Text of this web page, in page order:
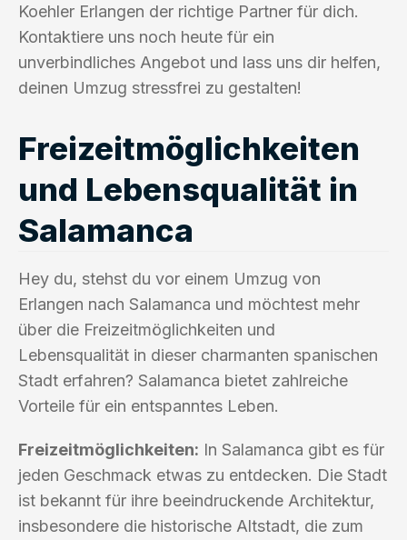
Koehler Erlangen der richtige Partner für dich.
Kontaktiere uns noch heute für ein
unverbindliches Angebot und lass uns dir helfen,
deinen Umzug stressfrei zu gestalten!
Freizeitmöglichkeiten
und Lebensqualität in
Salamanca
Hey du, stehst du vor einem Umzug von
Erlangen nach Salamanca und möchtest mehr
über die Freizeitmöglichkeiten und
Lebensqualität in dieser charmanten spanischen
Stadt erfahren? Salamanca bietet zahlreiche
Vorteile für ein entspanntes Leben.
Freizeitmöglichkeiten: In Salamanca gibt es für
jeden Geschmack etwas zu entdecken. Die Stadt
ist bekannt für ihre beeindruckende Architektur,
insbesondere die historische Altstadt, die zum